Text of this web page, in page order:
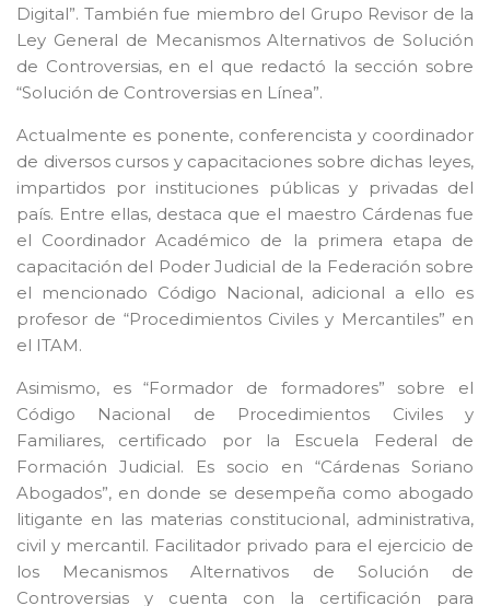
Digital”. También fue miembro del Grupo Revisor de la
Ley General de Mecanismos Alternativos de Solución
de Controversias, en el que redactó la sección sobre
“Solución de Controversias en Línea”.
Actualmente es ponente, conferencista y coordinador
de diversos cursos y capacitaciones sobre dichas leyes,
impartidos por instituciones públicas y privadas del
país. Entre ellas, destaca que el maestro Cárdenas fue
el Coordinador Académico de la primera etapa de
capacitación del Poder Judicial de la Federación sobre
el mencionado Código Nacional, adicional a ello es
profesor de “Procedimientos Civiles y Mercantiles” en
el ITAM.
Asimismo, es “Formador de formadores” sobre el
Código Nacional de Procedimientos Civiles y
Familiares, certificado por la Escuela Federal de
Formación Judicial. Es socio en “Cárdenas Soriano
Abogados”, en donde se desempeña como abogado
litigante en las materias constitucional, administrativa,
civil y mercantil. Facilitador privado para el ejercicio de
los Mecanismos Alternativos de Solución de
Controversias y cuenta con la certificación para